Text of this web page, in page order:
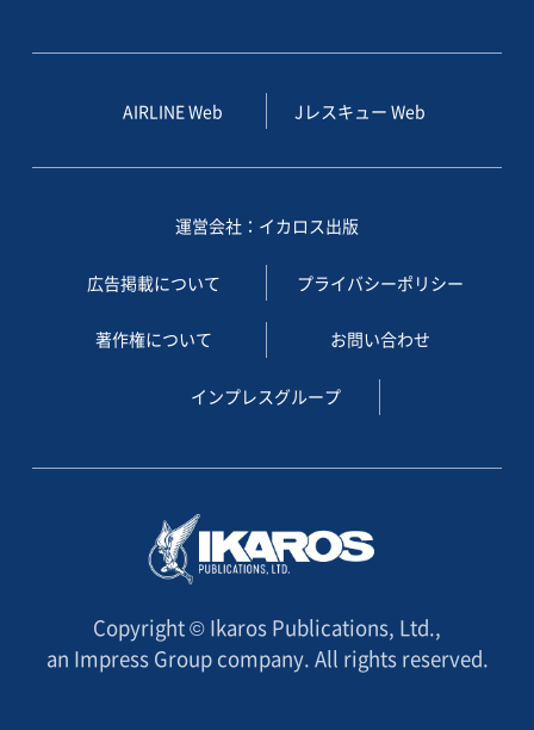
AIRLINE Web Jレスキュー Web
運営会社：イカロス出版
広告掲載について プライバシーポリシー
著作権について お問い合わせ
インプレスグループ
Copyright © Ikaros Publications, Ltd.,
an Impress Group company. All rights reserved.